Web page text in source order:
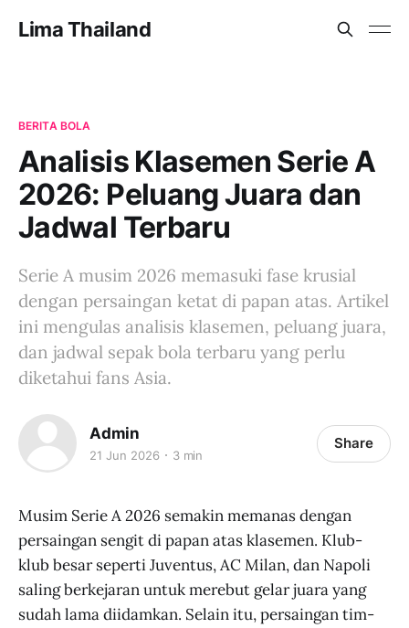
Lima Thailand
BERITA BOLA
Analisis Klasemen Serie A
2026: Peluang Juara dan
Jadwal Terbaru
Serie A musim 2026 memasuki fase krusial
dengan persaingan ketat di papan atas. Artikel
ini mengulas analisis klasemen, peluang juara,
dan jadwal sepak bola terbaru yang perlu
diketahui fans Asia.
Admin
21 Jun 2026 3 min
Share
Musim Serie A 2026 semakin memanas dengan
persaingan sengit di papan atas klasemen. Klub-
klub besar seperti Juventus, AC Milan, dan Napoli
saling berkejaran untuk merebut gelar juara yang
sudah lama diidamkan. Selain itu, persaingan tim-